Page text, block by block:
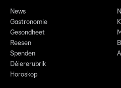
News
Gastronomie
Gesondheet
Reesen
Spenden
Déiererubrik
Horoskop